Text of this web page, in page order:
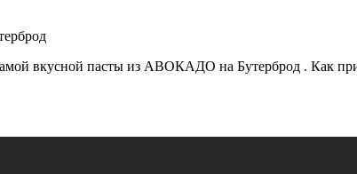
вкусной пасты из АВОКАДО на Бутерброд . Как